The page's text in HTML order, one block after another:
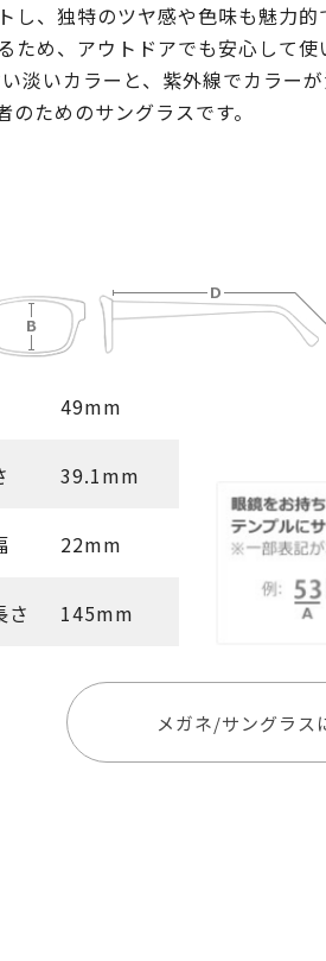
し、独特のツヤ感や色味も魅力的
ため、アウトドアでも安心して使
淡いカラーと、紫外線でカラー
ためのサングラスです。
49mm
39.1mm
22mm
さ 145mm
メガネ/サングラス